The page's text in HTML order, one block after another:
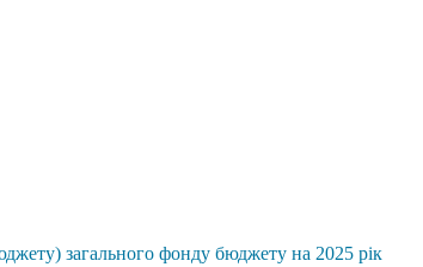
загального фонду бюджету на 2025 рік